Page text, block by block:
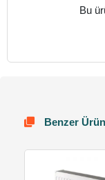
Bu
Benzer